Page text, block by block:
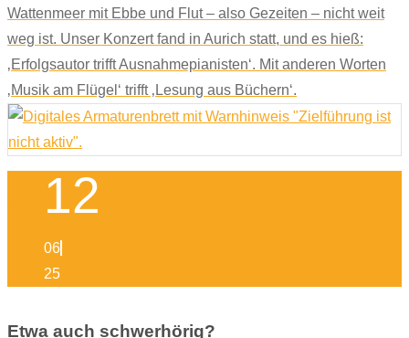
Wattenmeer mit Ebbe und Flut – also Gezeiten – nicht weit
weg ist. Unser Konzert fand in Aurich statt, und es hieß:
‚Erfolgsautor trifft Ausnahmepianisten‘. Mit anderen Worten
‚Musik am Flügel‘ trifft ‚Lesung aus Büchern‘.
12
06
25
Etwa auch schwerhörig?